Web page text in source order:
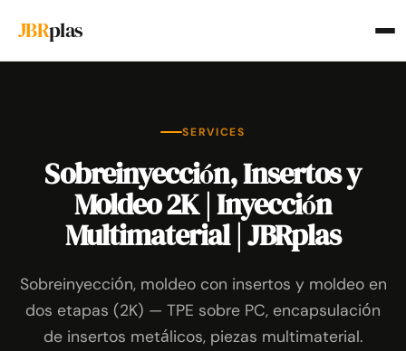
JBRplas
SERVICES
Sobreinyección, Insertos y
Moldeo 2K | Inyección
Multimaterial | JBRplas
Sobreinyección, moldeo con insertos y moldeo en
dos etapas (2K) — TPE sobre PC, encapsulación
de insertos metálicos, piezas multimaterial.